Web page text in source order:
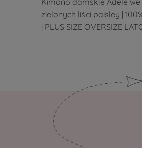
zielonych liści paisley |
| PLUS SIZE OVERSIZE